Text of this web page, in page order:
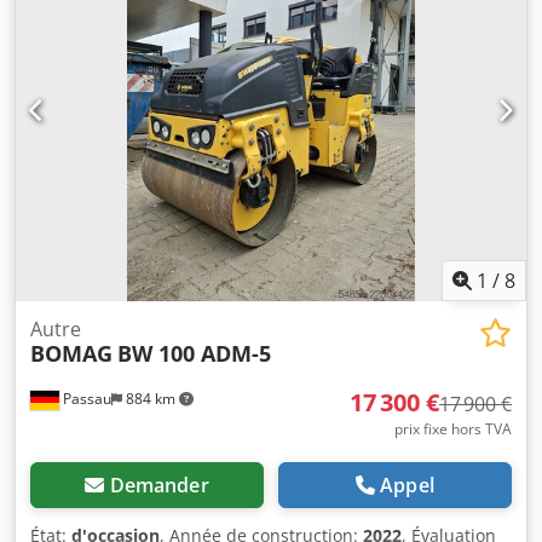
de financement. M. Mihm (tél. ) se fera un plaisir de vous
aider. Vous trouverez de plus amples informations sur
notre site web. Sous réserve d’erreurs et de vente
préalable ! Cjdpfjzq Tzyex Abksrf = Informations
complémentaires = Contactez Tobias Ebert pour obtenir
plus d’informations.
1 /8
Passau 884 km
Autre
BOMAG BW 100 ADM-5
17 300 €17 900 €
prix fixe hors TVA
Demander Appel
État: d'occasion, Année de construction: 2022, Évaluation